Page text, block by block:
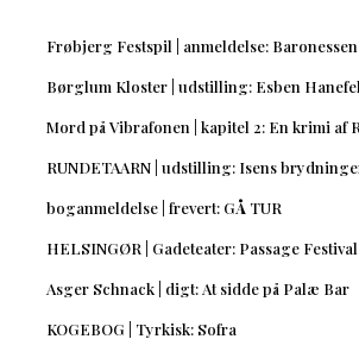
Frøbjerg Festspil | anmeldelse:
Børglum Kloster | udstilling: Esben
Mord på Vibrafonen | kapitel 2: En krimi af
RUNDETAARN | udstilling: Isens
boganmeldelse | frevert: GÅ TUR
HELSINGØR | Gadeteater: Passage Festival
Asger Schnack | digt: At sidde på Palæ Bar
KOGEBOG | Tyrkisk: Sofra